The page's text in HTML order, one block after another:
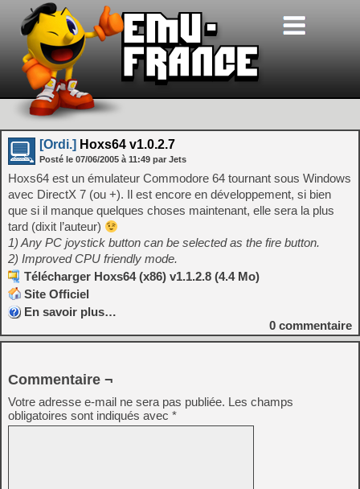
[Ordi.] Hoxs64 v1.0.2.7
Posté le 07/06/2005 à 11:49 par Jets
Hoxs64 est un émulateur Commodore 64 tournant sous Windows
avec DirectX 7 (ou +). Il est encore en développement, si bien
que si il manque quelques choses maintenant, elle sera la plus
tard (dixit l’auteur)
1) Any PC joystick button can be selected as the fire button.
2) Improved CPU friendly mode.
Télécharger Hoxs64 (x86) v1.1.2.8 (4.4 Mo)
Site Officiel
En savoir plus…
0 commentaire
Commentaire ¬
Votre adresse e-mail ne sera pas publiée. Les champs
obligatoires sont indiqués avec *